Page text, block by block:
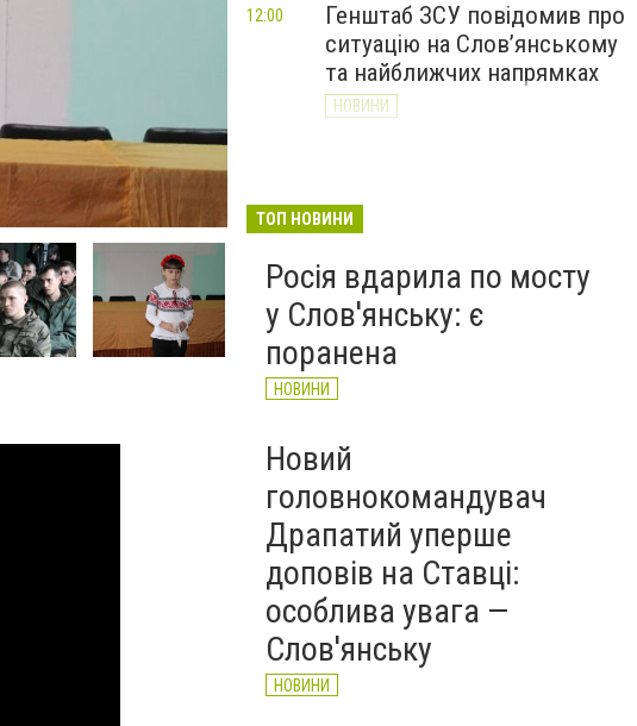
Генштаб ЗСУ повідомив про
ситуацію на Слов’янському
та найближчих напрямках
НОВИНИ
12:00
великої війни: 7 серпня
ТОП НОВИНИ
Росія вдарила по мосту
у Слов'янську: є
поранена
НОВИНИ
Новий
головнокомандувач
Драпатий уперше
доповів на Ставці:
особлива увага —
Слов'янську
НОВИНИ